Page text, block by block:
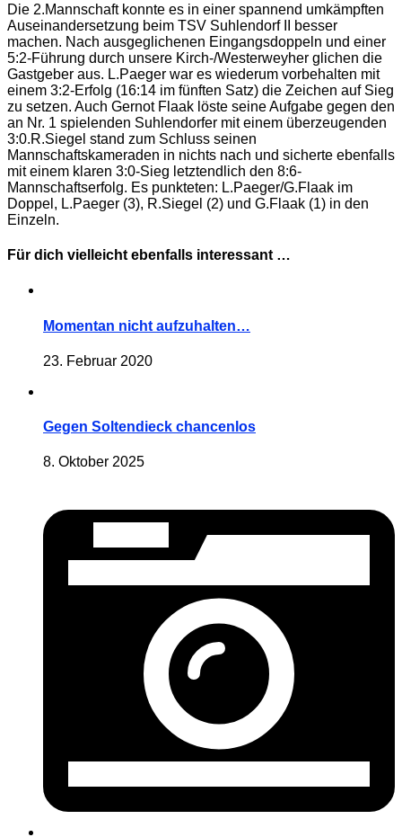
Die 2.Mannschaft konnte es in einer spannend umkämpften
Auseinandersetzung beim TSV Suhlendorf II besser
machen. Nach ausgeglichenen Eingangsdoppeln und einer
5:2-Führung durch unsere Kirch-/Westerweyher glichen die
Gastgeber aus. L.Paeger war es wiederum vorbehalten mit
einem 3:2-Erfolg (16:14 im fünften Satz) die Zeichen auf Sieg
zu setzen. Auch Gernot Flaak löste seine Aufgabe gegen den
an Nr. 1 spielenden Suhlendorfer mit einem überzeugenden
3:0.R.Siegel stand zum Schluss seinen
Mannschaftskameraden in nichts nach und sicherte ebenfalls
mit einem klaren 3:0-Sieg letztendlich den 8:6-
Mannschaftserfolg. Es punkteten: L.Paeger/G.Flaak im
Doppel, L.Paeger (3), R.Siegel (2) und G.Flaak (1) in den
Einzeln.
Für dich vielleicht ebenfalls interessant …
Momentan nicht aufzuhalten…
23. Februar 2020
Gegen Soltendieck chancenlos
8. Oktober 2025